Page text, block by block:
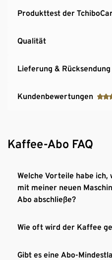
Premiumkaffees
Produkttest der
Qualität
Lieferung & Rücksendung
Kundenbewertungen
Kaffee-Abo FAQ
Welche Vorteile habe ich,
mit meiner neuen
Abo abschließe?
Wie oft wird der Kaffee
Gibt es eine Abo-